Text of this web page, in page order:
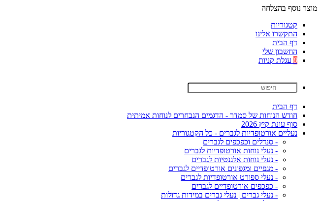
מוצר נוסף בהצלחה
קטגוריות
התקשרו אלינו
דף הבית
החשבון שלי
0 עגלת קניות
דף הבית
חודש הנוחות של סמדר - הדגמים הנבחרים לנוחות אמיתית
סוף עונת קיץ 2026
נעליים אורטופדיות לגברים - כל הקטגוריות
- סנדלים וכפכפים לגברים
- נעלי נוחות אורטופדיות לגברים
- נעלי נוחות אלגנטיות לגברים
- מגפיים ומגפונים אורטופדיים לגברים
- נעלי ספורט אורטופדיות לגברים
- כפכפים אורטופדיים לגברים
- נעלי גברים | נעלי גברים במידות גדולות